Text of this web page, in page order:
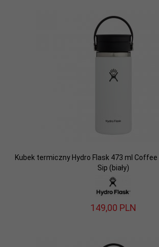
Kubek termiczny Hydro Flask 473 ml Coffee
Sip (biały)
149,00 PLN